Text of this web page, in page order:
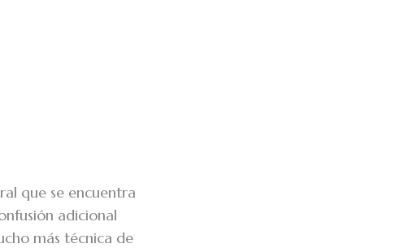
que se encuentra
adicional
más técnica de